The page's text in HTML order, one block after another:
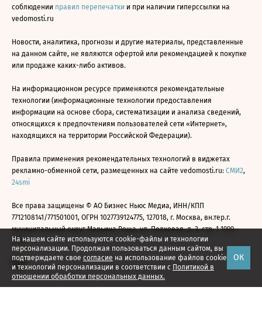
На нашем сайте используются cookie-файлы и технологии
персонализации. Продолжая пользоваться данным сайтом, вы
подтверждаете свое согласие на использование файлов cookie
и технологий персонализации в соответствии с Политикой в
отношении обработки персональных данных.
ОК
соблюдении правил перепечатки и при наличии гиперссылки на
vedomosti.ru
Новости, аналитика, прогнозы и другие материалы, представленные
на данном сайте, не являются офертой или рекомендацией к покупке
или продаже каких-либо активов.
На информационном ресурсе применяются рекомендательные
технологии (информационные технологии предоставления
информации на основе сбора, систематизации и анализа сведений,
относящихся к предпочтениям пользователей сети «Интернет»,
находящихся на территории Российской Федерации).
Правила применения рекомендательных технологий в виджетах
рекламно-обменной сети, размещенных на сайте vedomosti.ru: СМИ2,
24smi
Все права защищены © АО Бизнес Ньюс Медиа, ИНН/КПП
7712108141/771501001, ОГРН 1027739124775, 127018, г. Москва, вн.тер.г.
муниципальный округ Марьина Роща, ул. Полковая, д. 3, стр. 1 1999—
2026